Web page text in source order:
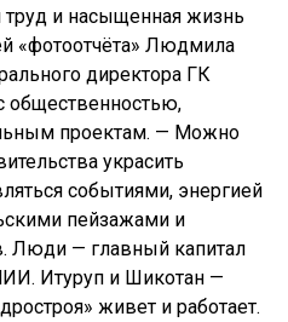
и насыщенная жизнь
«фотоотчёта» Людмила
директора ГК
общественностью,
проектам. — Можно
украсить
событиями, энергией
пейзажами и
Люди — главный капитал
Итуруп и Шикотан —
живет и работает.